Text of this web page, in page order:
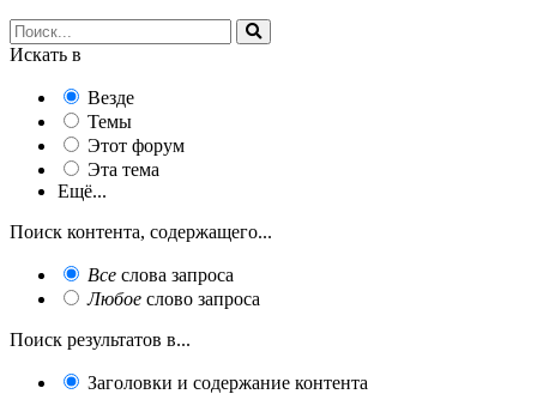
Искать в
Везде
Темы
Этот форум
Эта тема
Ещё...
Поиск контента, содержащего...
Все слова запроса
Любое слово запроса
Поиск результатов в...
Заголовки и содержание контента